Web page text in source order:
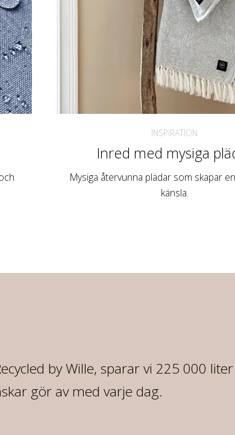
INSPIRATION
Inred med mysiga
Mysiga återvunna plädar som skapar
känsla.
by Wille, sparar vi 225 000
gör av med varje dag.